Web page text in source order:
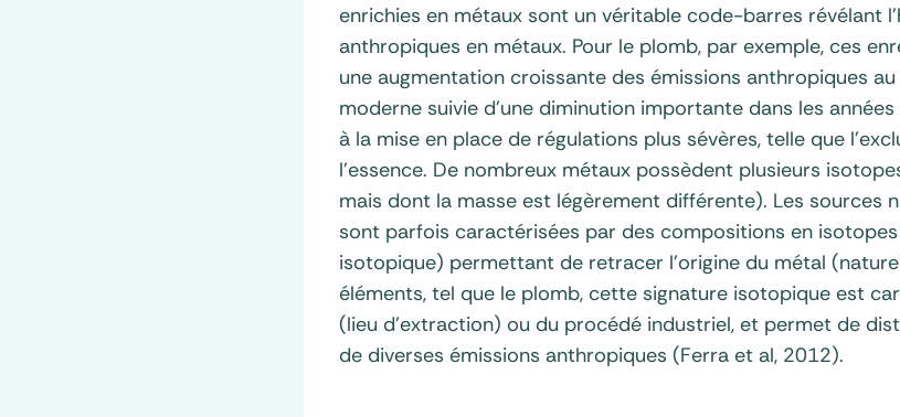
enrichies en métaux sont un véritable code-barres révélant
anthropiques en métaux. Pour le plomb, par exemple, ces
une augmentation croissante des émissions anthropiques
moderne suivie d’une diminution importante dans les
à la mise en place de régulations plus sévères, telle que
l’essence. De nombreux métaux possèdent plusieurs
mais dont la masse est légèrement différente). Les sources
sont parfois caractérisées par des compositions en
isotopique) permettant de retracer l’origine du métal
éléments, tel que le plomb, cette signature isotopique est
(lieu d’extraction) ou du procédé industriel, et permet de
de diverses émissions anthropiques (Ferra et al, 2012).